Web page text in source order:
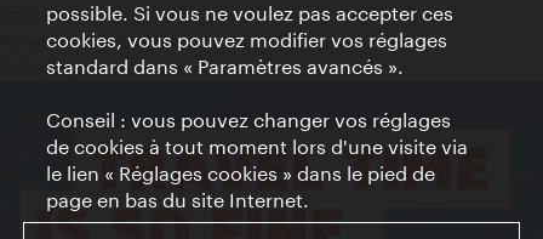
Contact presse
Paramètres de cookies
© Copyright WienTourismus
possible. Si vous ne voulez pas accepter ces
cookies, vous pouvez modifier vos réglages
standard dans « Paramètres avancés ».
Conseil : vous pouvez changer vos réglages
de cookies à tout moment lors d'une visite via
le lien « Réglages cookies » dans le pied de
page en bas du site Internet.